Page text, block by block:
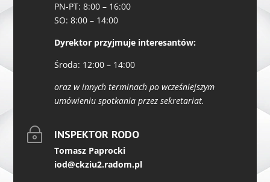
PN-PT: 8:00 – 16:00
SO: 8:00 – 14:00
Dyrektor przyjmuje interesantów:
Środa: 12:00 – 14:00
oraz w innych terminach po wcześniejszym
umówieniu spotkania przez sekretariat.
~ INSPEKTOR RODO
Tomasz Paprocki
iod@ckziu2.radom.pl